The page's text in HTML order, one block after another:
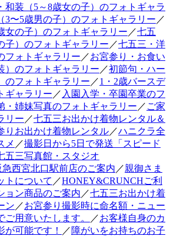
和装（5～8歳女の子）のフォトギャラ
3〜5歳男の子）のフォトギャラリー ／
女の子）のフォトギャラリー ／七五
子）のフォトギャラリー ／七五三・洋
フォトギャラリー ／お宮参り・お食い
）のフォトギャラリー ／初節句・ハー
のフォトギャラリー ／1・2歳バースデ
ギャラリー ／ 入園入学・卒園卒業のフ
・姉妹写真のフォトギャラリー ／ ご家
リー ／七五三お出かけ着物レンタル＆
りお出かけ着物レンタル／ハニクラ全
メ ／撮影日から5日で発送「スピード
五三写真館・スタジオ
西宮北口駅前店のご案内 ／親御さま
トについて ／HONEY&CRUNCHご利
ョン商品のご案内 ／七五三お出かけ着
ン ／お宮参り撮影時に命名額・ニュー
用意いたします。
／お客様自身のカ
が可能です！ ／障がいをお持ちのお子